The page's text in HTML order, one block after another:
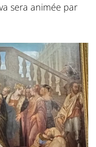
sera animée par